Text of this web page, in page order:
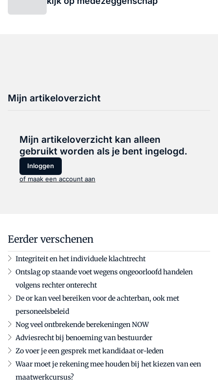
Mijn artikeloverzicht
Mijn artikeloverzicht kan alleen
gebruikt worden als je bent ingelogd.
Inloggen
of maak een account aan
Eerder verschenen
Integriteit en het individuele klachtrecht
Ontslag op staande voet wegens ongeoorloofd handelen
volgens rechter onterecht
De or kan veel bereiken voor de achterban, ook met
personeelsbeleid
Nog veel ontbrekende berekeningen NOW
Adviesrecht bij benoeming van bestuurder
Zo voer je een gesprek met kandidaat or-leden
Waar moet je rekening mee houden bij het kiezen van een
maatwerkcursus?